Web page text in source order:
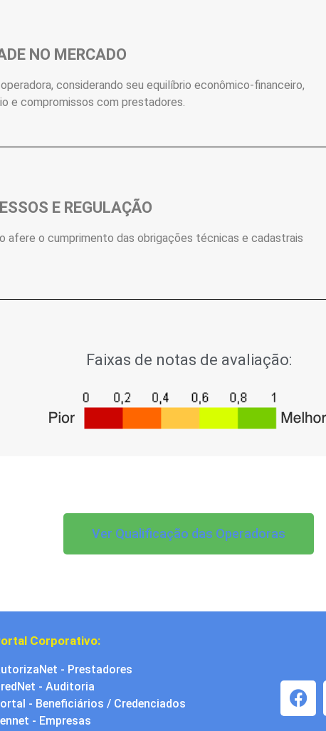
NO MERCADO
considerando seu equilíbrio econômico-financeiro,
e compromissos com prestadores.
E REGULAÇÃO
afere o cumprimento das obrigações técnicas e cadastrais
Faixas de notas de avaliação:
Ver Qualificação das Operadoras
Corporativo:
- Prestadores
- Auditoria
- Beneficiários / Credenciados
- Empresas